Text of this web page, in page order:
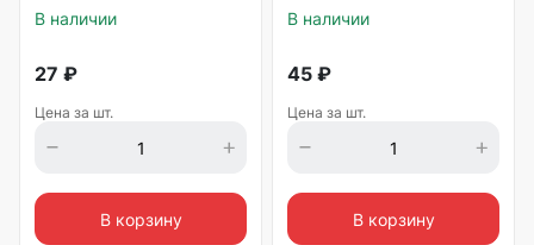
В наличии
27 ₽
Цена за шт.
В корзину
В наличии
45 ₽
Цена за шт.
В корзину